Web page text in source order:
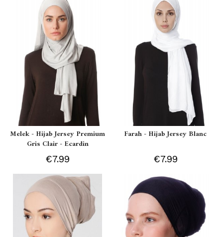
Melek - Hijab Jersey Premium
Gris Clair - Ecardin
€7.99
Farah - Hijab Jersey Blanc
€7.99